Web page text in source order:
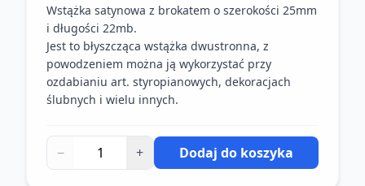
Wstążka satynowa z brokatem o szerokości 25mm
i długości 22mb.
Jest to błyszcząca wstążka dwustronna, z
powodzeniem można ją wykorzystać przy
ozdabianiu art. styropianowych, dekoracjach
ślubnych i wielu innych.
− + Dodaj do koszyka